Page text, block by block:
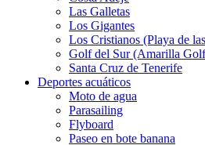
Las Galletas
Los Gigantes
Los Cristianos (Playa de
Golf del Sur (Amarilla
Santa Cruz de Tenerife
Deportes acuáticos
Moto de agua
Parasailing
Flyboard
Paseo en bote banana